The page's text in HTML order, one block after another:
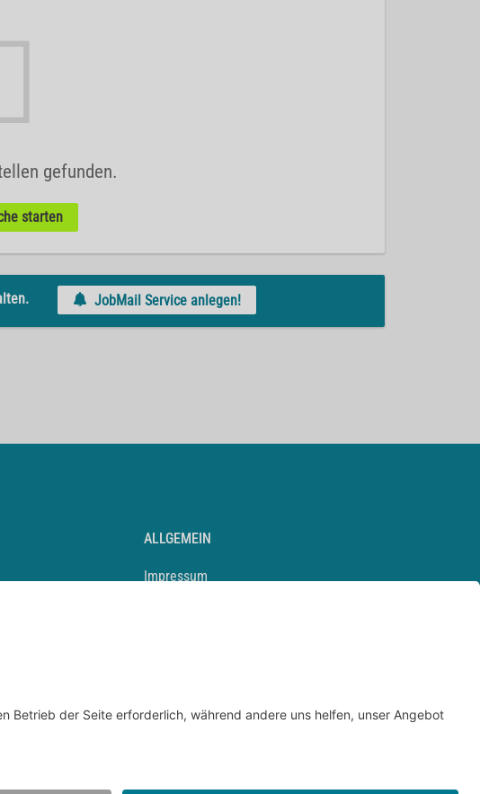
gefunden.
starten
JobMail Service anlegen!
ALLGEMEIN
Impressum